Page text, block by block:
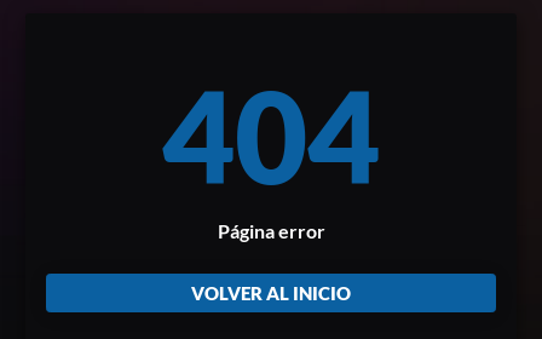
404
Página error
VOLVER AL INICIO